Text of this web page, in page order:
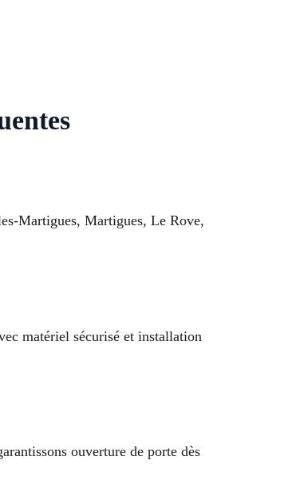
Martigues, Martigues, Le Rove,
matériel sécurisé et installation
ouverture de porte dès